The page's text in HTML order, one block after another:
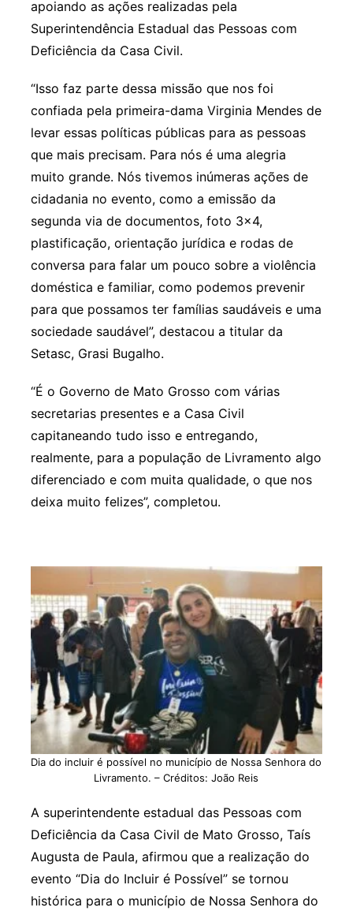
apoiando as ações realizadas pela
Superintendência Estadual das Pessoas com
Deficiência da Casa Civil.
“Isso faz parte dessa missão que nos foi
confiada pela primeira-dama Virginia Mendes de
levar essas políticas públicas para as pessoas
que mais precisam. Para nós é uma alegria
muito grande. Nós tivemos inúmeras ações de
cidadania no evento, como a emissão da
segunda via de documentos, foto 3×4,
plastificação, orientação jurídica e rodas de
conversa para falar um pouco sobre a violência
doméstica e familiar, como podemos prevenir
para que possamos ter famílias saudáveis e uma
sociedade saudável”, destacou a titular da
Setasc, Grasi Bugalho.
“É o Governo de Mato Grosso com várias
secretarias presentes e a Casa Civil
capitaneando tudo isso e entregando,
realmente, para a população de Livramento algo
diferenciado e com muita qualidade, o que nos
deixa muito felizes”, completou.
Dia do incluir é possível no município de Nossa Senhora do
Livramento. – Créditos: João Reis
A superintendente estadual das Pessoas com
Deficiência da Casa Civil de Mato Grosso, Taís
Augusta de Paula, afirmou que a realização do
evento “Dia do Incluir é Possível” se tornou
histórica para o município de Nossa Senhora do